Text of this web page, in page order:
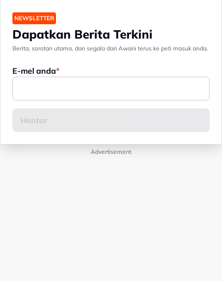
NEWSLETTER
Dapatkan Berita Terkini
Berita, sorotan utama, dan segala dari Awani terus ke peti masuk anda.
E-mel anda
Advertisement